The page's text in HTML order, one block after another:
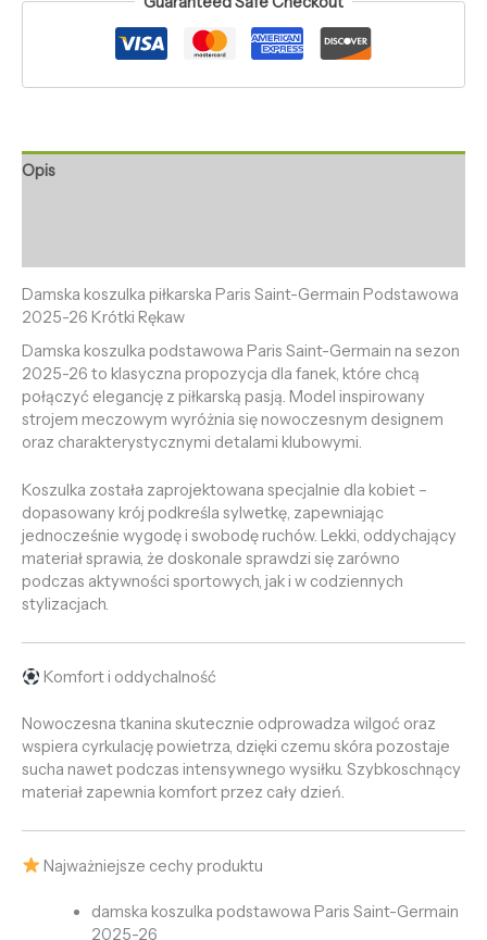
Opis
Damska koszulka piłkarska Paris Saint-Germain Podstawowa
2025-26 Krótki Rękaw
Damska koszulka podstawowa Paris Saint-Germain na sezon
2025-26 to klasyczna propozycja dla fanek, które chcą
połączyć elegancję z piłkarską pasją. Model inspirowany
strojem meczowym wyróżnia się nowoczesnym designem
oraz charakterystycznymi detalami klubowymi.
Koszulka została zaprojektowana specjalnie dla kobiet –
dopasowany krój podkreśla sylwetkę, zapewniając
jednocześnie wygodę i swobodę ruchów. Lekki, oddychający
materiał sprawia, że doskonale sprawdzi się zarówno
podczas aktywności sportowych, jak i w codziennych
stylizacjach.
Komfort i oddychalność
Nowoczesna tkanina skutecznie odprowadza wilgoć oraz
wspiera cyrkulację powietrza, dzięki czemu skóra pozostaje
sucha nawet podczas intensywnego wysiłku. Szybkoschnący
materiał zapewnia komfort przez cały dzień.
Najważniejsze cechy produktu
damska koszulka podstawowa Paris Saint-Germain
2025-26